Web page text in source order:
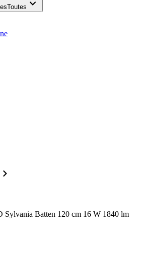
Toutes
Batten 120 cm 16 W 1840 lm